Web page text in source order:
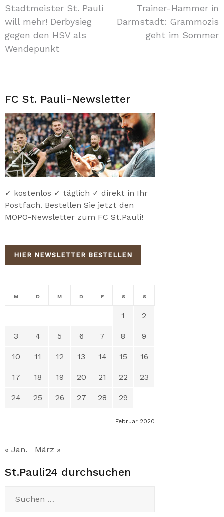
Beitragsnavigation
Stadtmeister St. Pauli
will mehr! Derbysieg
gegen den HSV als
Wendepunkt
Trainer-Hammer in
Darmstadt: Grammozis
geht im Sommer
FC St. Pauli-Newsletter
✓ kostenlos ✓ täglich ✓ direkt in Ihr
Postfach. Bestellen Sie jetzt den
MOPO-Newsletter zum FC St.Pauli!
HIER NEWSLETTER BESTELLEN
Februar 2020
M D M D F S S
1 2
3 4 5 6 7 8 9
10 11 12 13 14 15 16
17 18 19 20 21 22 23
24 25 26 27 28 29
« Jan. März »
St.Pauli24 durchsuchen
nach: